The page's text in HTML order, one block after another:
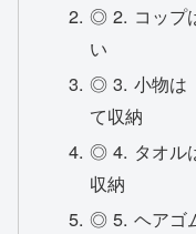
◎ 2. コップ
い
◎ 3. 小物は
て収納
◎ 4. タオル
収納
◎ 5. ヘアゴ